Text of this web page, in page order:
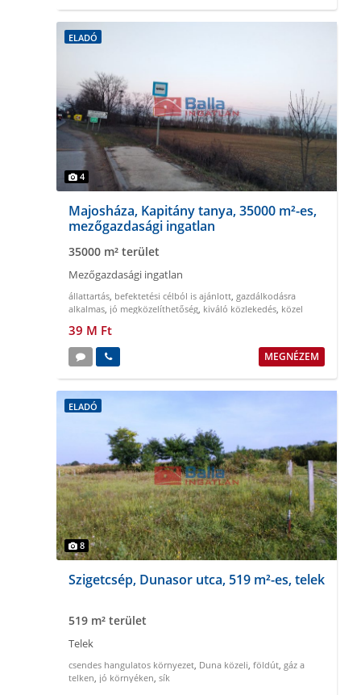
ELADÓ
4
Majosháza, Kapitány tanya, 35000 m²-es,
mezőgazdasági ingatlan
35000 m² terület
Mezőgazdasági ingatlan
állattartás, befektetési célból is ajánlott, gazdálkodásra
alkalmas, jó megközelíthetőség, kiváló közlekedés, közel
39 M Ft
MEGNÉZEM
ELADÓ
8
Szigetcsép, Dunasor utca, 519 m²-es, telek
519 m² terület
Telek
csendes hangulatos környezet, Duna közeli, földút, gáz a
telken, jó környéken, sík